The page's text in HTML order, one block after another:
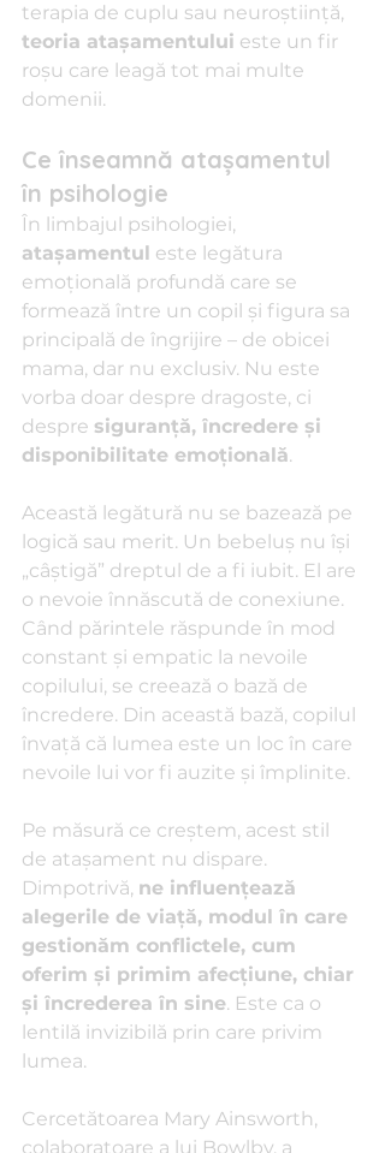
terapia de cuplu sau neuroștiință,
teoria atașamentului este un fir
roșu care leagă tot mai multe
domenii.
Ce înseamnă atașamentul
în psihologie
În limbajul psihologiei,
atașamentul este legătura
emoțională profundă care se
formează între un copil și figura sa
principală de îngrijire – de obicei
mama, dar nu exclusiv. Nu este
vorba doar despre dragoste, ci
despre siguranță, încredere și
disponibilitate emoțională.
Această legătură nu se bazează pe
logică sau merit. Un bebeluș nu își
„câștigă” dreptul de a fi iubit. El are
o nevoie înnăscută de conexiune.
Când părintele răspunde în mod
constant și empatic la nevoile
copilului, se creează o bază de
încredere. Din această bază, copilul
învață că lumea este un loc în care
nevoile lui vor fi auzite și împlinite.
Pe măsură ce creștem, acest stil
de atașament nu dispare.
Dimpotrivă, ne influențează
alegerile de viață, modul în care
gestionăm conflictele, cum
oferim și primim afecțiune, chiar
și încrederea în sine. Este ca o
lentilă invizibilă prin care privim
lumea.
Cercetătoarea Mary Ainsworth,
colaboratoare a lui Bowlby, a